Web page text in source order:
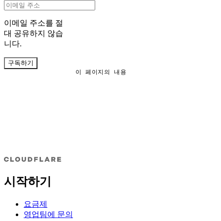
이 페이지의 내용
이메일 주소를 절
대 공유하지 않습
니다.
구독하기
시작하기
요금제
영업팀에 문의